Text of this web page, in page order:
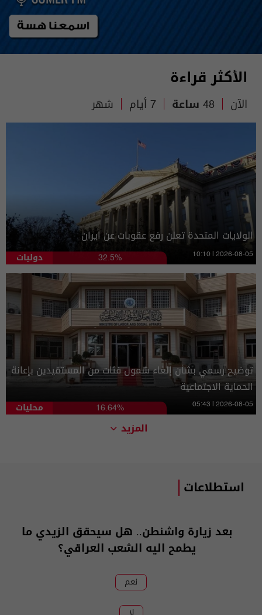
الأكثر قراءة
الآن 48 ساعة 7 أيام شهر
الولايات المتحدة تعلن رفع عقوبات عن ايران
دوليات 32.5% 10:10 | 2026-08-05
توضيح رسمي بشأن إلغاء شمول فئات من المستفيدين بإعانة
الحماية الاجتماعية
محليات 16.64% 05:43 | 2026-08-05
المزيد
استطلاعات
بعد زيارة واشنطن.. هل سيحقق الزيدي ما
يطمح اليه الشعب العراقي؟
نعم